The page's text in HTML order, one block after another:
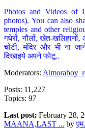
Photos and Videos of
photos). You can also
temples and other
गधेरों, नौलों, खेत-
चोटी, मंदिर और भी ना
दिखाइये अपने फोटू..
Moderators:
Posts: 11,227
Topics: 97
Last post: February 28,
MAANA,LAST ... by